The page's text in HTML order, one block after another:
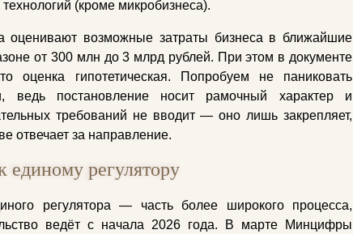
(кроме микробизнеса).
оценивают возможные затраты бизнеса в ближайшие
от 300 млн до 3 млрд рублей. При этом в документе
оценка гипотетическая. Попробуем не паниковать
ведь постановление носит рамочный характер и
требований не вводит — оно лишь закрепляет,
отвечает за направление.
регулятору
регулятора — часть более широкого процесса,
ведёт с начала 2026 года. В марте Минцифры